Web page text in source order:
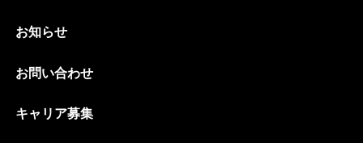
お知らせ
お問い合わせ
キャリア募集